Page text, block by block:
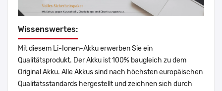
Wissenswertes:
Mit diesem Li-Ionen-Akku erwerben Sie ein
Qualitätsprodukt. Der Akku ist 100% baugleich zu dem
Original Akku. Alle Akkus sind nach höchsten europäischen
Qualitätsstandards hergestellt und zeichnen sich durch